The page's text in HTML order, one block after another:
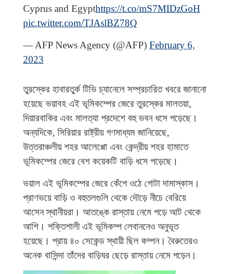
Cyprus and Egypthttps://t.co/mS7MIDzGoH
pic.twitter.com/TJAslBZ78Q
— AFP News Agency (@AFP) February 6,
2023
তুরস্কের হাবারতুর্ক টিভি চ্যানেলে সম্প্রচারিত খবরে জানানো
হয়েছে ভয়াবহ এই ভূমিকম্পের জেরে তুরস্কের মালতয়া,
দিয়ারবাকির এবং মালত্যা প্রদেশে বহু ভবন ধসে পড়েছে।
অন্যদিকে, সিরিয়ার রাষ্ট্রীয় গণমাধ্যম জানিয়েছে,
উত্তরাঞ্চলীয় শহর আলেপ্পো এবং কেন্দ্রীয় শহর হামাতে
ভূমিকম্পের জেরে বেশ কয়েকটি বাড়ি ধসে পড়েছে।
ভয়াল এই ভূমিকম্পের জেরে কেঁপে ওঠে গোটা দামাস্কাস।
প্রাণভয়ে বাড়ি ও বহুতলগুলি থেকে দৌড়ে নীচে বেরিয়ে
আসেন স্থানীয়রা। আতঙ্কে রাস্তায় নেমে পড়ে আট থেকে
আশি। শক্তিশালী এই ভূমিকম্প লেবাননেও অনুভূত
হয়েছে। প্রায় ৪০ সেকেন্ড স্থায়ী ছিল কম্পন। বৈরুতেরও
অনেক বাসিন্দা তাঁদের বাড়িঘর ছেড়ে রাস্তায় নেমে পড়েন।